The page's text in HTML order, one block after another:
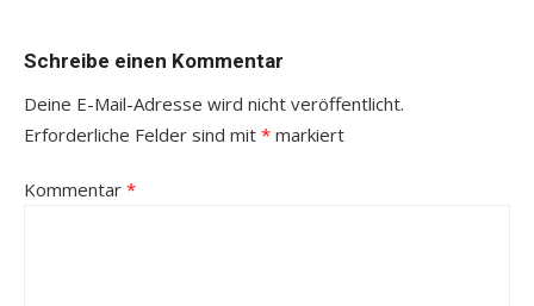
Schreibe einen Kommentar
Deine E-Mail-Adresse wird nicht veröffentlicht.
Erforderliche Felder sind mit * markiert
Kommentar *